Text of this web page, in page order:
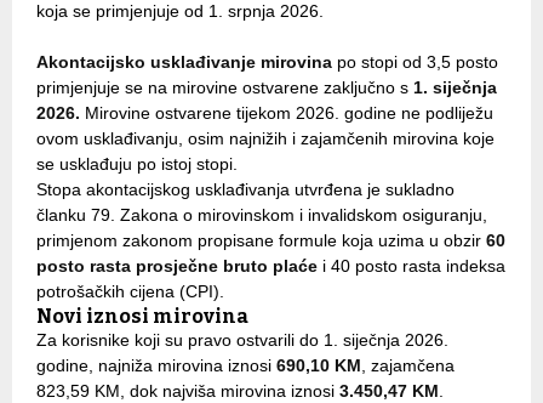
koja se primjenjuje od 1. srpnja 2026.
Akontacijsko usklađivanje mirovina po stopi od 3,5 posto
primjenjuje se na mirovine ostvarene zaključno s 1. siječnja
2026. Mirovine ostvarene tijekom 2026. godine ne podliježu
ovom usklađivanju, osim najnižih i zajamčenih mirovina koje
se usklađuju po istoj stopi.
Stopa akontacijskog usklađivanja utvrđena je sukladno
članku 79. Zakona o mirovinskom i invalidskom osiguranju,
primjenom zakonom propisane formule koja uzima u obzir 60
posto rasta prosječne bruto plaće i 40 posto rasta indeksa
potrošačkih cijena (CPI).
Novi iznosi mirovina
Za korisnike koji su pravo ostvarili do 1. siječnja 2026.
godine, najniža mirovina iznosi 690,10 KM, zajamčena
823,59 KM, dok najviša mirovina iznosi 3.450,47 KM.